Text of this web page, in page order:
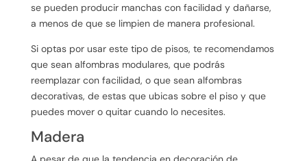
se pueden producir manchas con facilidad y dañarse,
a menos de que se limpien de manera profesional.
Si optas por usar este tipo de pisos, te recomendamos
que sean alfombras modulares, que podrás
reemplazar con facilidad, o que sean alfombras
decorativas, de estas que ubicas sobre el piso y que
puedes mover o quitar cuando lo necesites.
Madera